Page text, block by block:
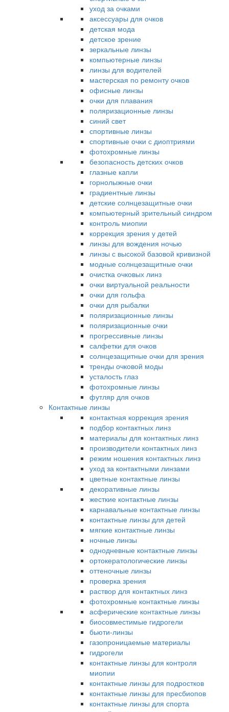
уход за очками
аксессуары для очков
детская мода
детское зрение
зеркальные линзы
компьютерные линзы
линзы для водителей
мастерская по ремонту очков
офисные линзы
очки для плавания
поляризационные линзы
синий свет
спортивные линзы
спортивные очки с диоптриями
фотохромные линзы
безопасность детских очков
глазные капли
горнолыжные очки
градиентные линзы
детские солнцезащитные очки
компьютерный зрительный синдром
контроль миопии
коррекция зрения у детей
линзы для вождения ночью
линзы с высокой базовой кривизной
модные солнцезащитные очки
очистка очковых линз
очки виртуальной реальности
очки для гольфа
очки для рыбалки
поляризационные линзы
поляризационные очки
прогрессивные линзы
салфетки для очков
солнцезащитные очки для зрения
тренды очковой моды
усталость глаз
фотохромные линзы
футляр для очков
Контактные линзы
контактная коррекция зрения
подбор контактных линз
материалы для контактных линз
производители контактных линз
режим ношения контактных линз
уход за контактными линзами
цветные контактные линзы
декоративные линзы
жесткие контактные линзы
карнавальные контактные линзы
контактные линзы для детей
мягкие контактные линзы
ночные линзы
однодневные контактные линзы
ортокератологические линзы
оттеночные линзы
проверка зрения
раствор для контактных линз
фотохромные контактные линзы
асферические контактные линзы
биосовместимые гидрогели
бьюти-линзы
газопроницаемые материалы
гидрогели
контактные линзы для контроля
миопии
контактные линзы для подростков
контактные линзы для пресбиопов
контактные линзы для спорта